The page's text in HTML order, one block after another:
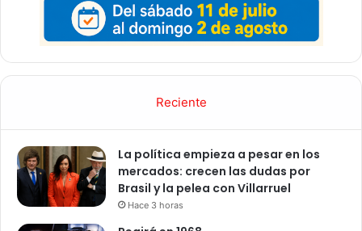
Reciente
La política empieza a pesar en los
mercados: crecen las dudas por
Brasil y la pelea con Villarruel
Hace 3 horas